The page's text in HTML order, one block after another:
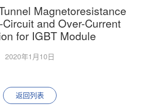
Magnetoresistance
and Over-Current
for IGBT Module
2020年1月10日
返回列表